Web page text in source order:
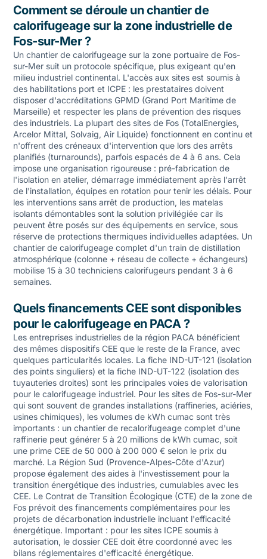
Comment se déroule un chantier de
calorifugeage sur la zone industrielle de
Fos-sur-Mer ?
Un chantier de calorifugeage sur la zone portuaire de Fos-
sur-Mer suit un protocole spécifique, plus exigeant qu'en
milieu industriel continental. L'accès aux sites est soumis à
des habilitations port et ICPE : les prestataires doivent
disposer d'accréditations GPMD (Grand Port Maritime de
Marseille) et respecter les plans de prévention des risques
des industriels. La plupart des sites de Fos (TotalEnergies,
Arcelor Mittal, Solvaig, Air Liquide) fonctionnent en continu et
n'offrent des créneaux d'intervention que lors des arrêts
planifiés (turnarounds), parfois espacés de 4 à 6 ans. Cela
impose une organisation rigoureuse : pré-fabrication de
l'isolation en atelier, démarrage immédiatement après l'arrêt
de l'installation, équipes en rotation pour tenir les délais. Pour
les interventions sans arrêt de production, les matelas
isolants démontables sont la solution privilégiée car ils
peuvent être posés sur des équipements en service, sous
réserve de protections thermiques individuelles adaptées. Un
chantier de calorifugeage complet d'un train de distillation
atmosphérique (colonne + réseau de collecte + échangeurs)
mobilise 15 à 30 techniciens calorifugeurs pendant 3 à 6
semaines.
Quels financements CEE sont disponibles
pour le calorifugeage en PACA ?
Les entreprises industrielles de la région PACA bénéficient
des mêmes dispositifs CEE que le reste de la France, avec
quelques particularités locales. La fiche IND-UT-121 (isolation
des points singuliers) et la fiche IND-UT-122 (isolation des
tuyauteries droites) sont les principales voies de valorisation
pour le calorifugeage industriel. Pour les sites de Fos-sur-Mer
qui sont souvent de grandes installations (raffineries, aciéries,
usines chimiques), les volumes de kWh cumac sont très
importants : un chantier de recalorifugeage complet d'une
raffinerie peut générer 5 à 20 millions de kWh cumac, soit
une prime CEE de 50 000 à 200 000 € selon le prix du
marché. La Région Sud (Provence-Alpes-Côte d'Azur)
propose également des aides à l'investissement pour la
transition énergétique des industries, cumulables avec les
CEE. Le Contrat de Transition Écologique (CTE) de la zone de
Fos prévoit des financements complémentaires pour les
projets de décarbonation industrielle incluant l'efficacité
énergétique. Important : pour les sites ICPE soumis à
autorisation, le dossier CEE doit être coordonné avec les
bilans réglementaires d'efficacité énergétique.